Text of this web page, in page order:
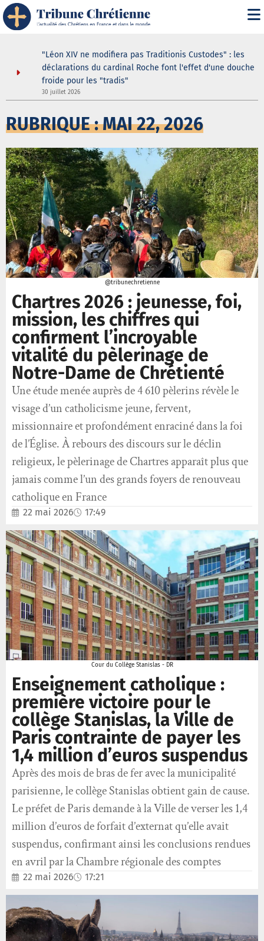
de la
"Léon XIV ne modifiera pas Traditionis Custodes" : les
déclarations du cardinal Roche font l'effet d'une douche
froide pour les "tradis"
30 juillet 2026
RUBRIQUE : MAI 22, 2026
@tribunechretienne
Chartres 2026 : jeunesse, foi,
mission, les chiffres qui
confirment l’incroyable
vitalité du pèlerinage de
Notre-Dame de Chrétienté
Une étude menée auprès de 4 610 pèlerins révèle le
visage d’un catholicisme jeune, fervent,
missionnaire et profondément enraciné dans la foi
de l’Église. À rebours des discours sur le déclin
religieux, le pèlerinage de Chartres apparaît plus que
jamais comme l’un des grands foyers de renouveau
catholique en France
22 mai 2026 17:49
Cour du Collège Stanislas - DR
Enseignement catholique :
première victoire pour le
collège Stanislas, la Ville de
Paris contrainte de payer les
1,4 million d’euros suspendus
Après des mois de bras de fer avec la municipalité
parisienne, le collège Stanislas obtient gain de cause.
Le préfet de Paris demande à la Ville de verser les 1,4
million d’euros de forfait d’externat qu’elle avait
suspendus, confirmant ainsi les conclusions rendues
en avril par la Chambre régionale des comptes
22 mai 2026 17:21